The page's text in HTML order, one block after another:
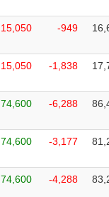
15,050 -949
15,050 -1,838
74,600 -6,288
74,600 -3,177
74,600 -4,288